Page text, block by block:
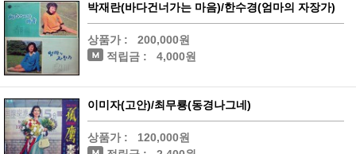
박재란(바다건너가는 마음)/한수경(엄마의 자장가)
상품가 :
200,000원
적립금 :
4,000원
이미자(고안)/최무룡(동경나그네)
상품가 :
120,000원